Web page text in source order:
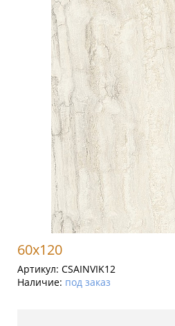
60x120
Артикул: CSAINVIK12
Наличие: под заказ